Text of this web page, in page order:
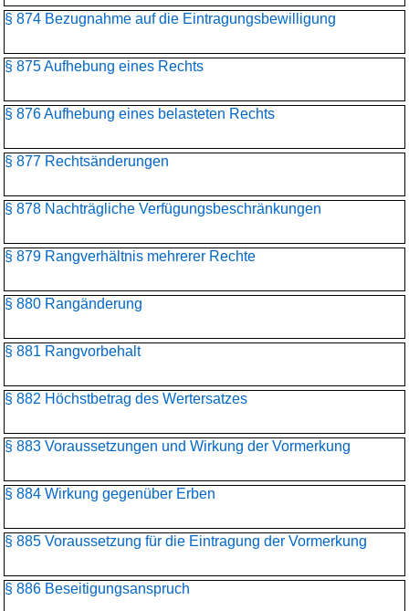
§ 874 Bezugnahme auf die Eintragungsbewilligung
§ 875 Aufhebung eines Rechts
§ 876 Aufhebung eines belasteten Rechts
§ 877 Rechtsänderungen
§ 878 Nachträgliche Verfügungsbeschränkungen
§ 879 Rangverhältnis mehrerer Rechte
§ 880 Rangänderung
§ 881 Rangvorbehalt
§ 882 Höchstbetrag des Wertersatzes
§ 883 Voraussetzungen und Wirkung der Vormerkung
§ 884 Wirkung gegenüber Erben
§ 885 Voraussetzung für die Eintragung der Vormerkung
§ 886 Beseitigungsanspruch